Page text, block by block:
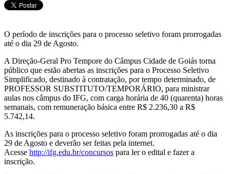
O período de inscrições para o processo seletivo foram prorrogadas
até o dia 29 de Agosto.
A Direção-Geral Pro Tempore do Câmpus Cidade de Goiás torna
público que estão abertas as inscrições para o Processo Seletivo
Simplificado, destinado à contratação, por tempo determinado, de
PROFESSOR SUBSTITUTO/TEMPORÁRIO, para ministrar
aulas nos câmpus do IFG, com carga horária de 40 (quarenta) horas
semanais, com remuneração básica entre R$ 2.236,30 a R$
5.742,14.
As inscrições para o processo seletivo foram prorrogadas até o dia
29 de Agosto e deverão ser feitas pela internet.
Acesse http://ifg.edu.br/concursos para ler o edital e fazer a
inscrição.